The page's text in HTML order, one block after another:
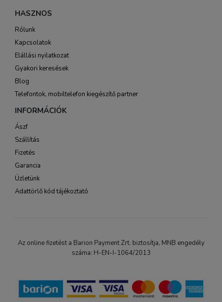
HASZNOS
Rólunk
Kapcsolatok
Elállási nyilatkozat
Gyakori keresések
Blog
Telefontok, mobiltelefon kiegészítő partner
INFORMÁCIÓK
Ászf
Szállítás
Fizetés
Garancia
Üzletünk
Adattörlő kód tájékoztató
Az online fizetést a Barion Payment Zrt. biztosítja, MNB engedély
száma: H-EN-I-1064/2013